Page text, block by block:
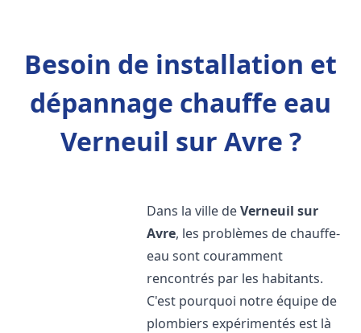
Besoin de installation et
dépannage chauffe eau
Verneuil sur Avre ?
Dans la ville deVerneuil sur
Avre, les problèmes de chauffe-
eau sont couramment
rencontrés par les habitants.
C'est pourquoi notre équipe de
plombiers expérimentés est là